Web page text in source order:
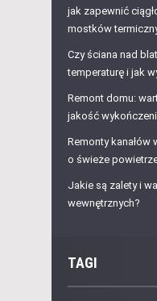
jak zapewnić
mostków
Czy ściana nad
temperaturę i jak
Remont domu:
jakość
Remonty
o świeże
Jakie są zalety i
wewnętrznych?
TAGI